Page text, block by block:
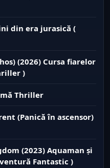
din era jurasică (
(2026) Cursa fiarelor
)
Thriller
(Panică în ascensor)
(2023) Aquaman și
Fantastic )